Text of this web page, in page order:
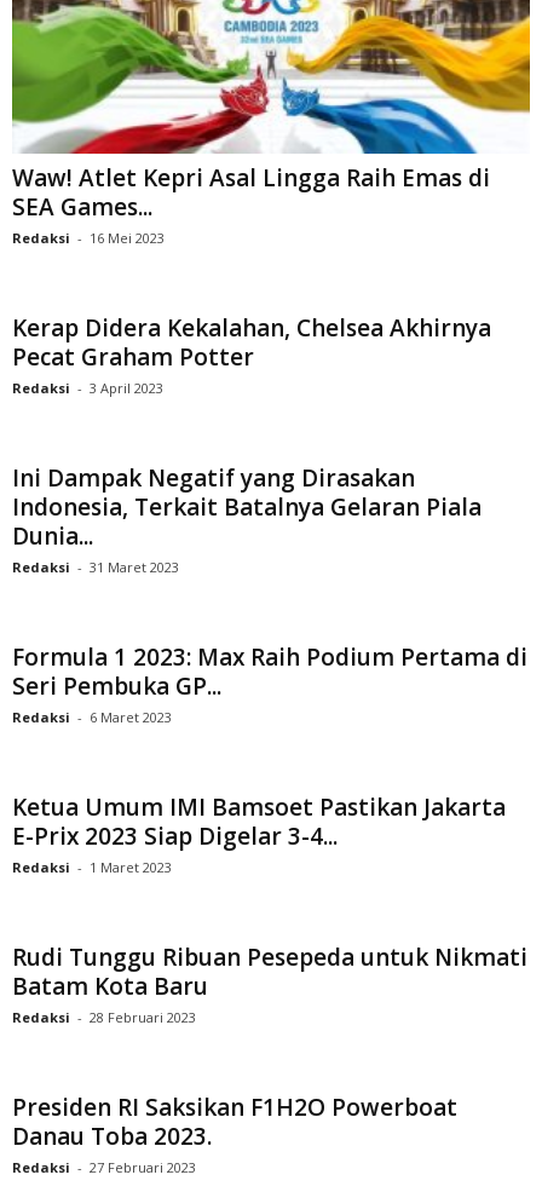
Waw! Atlet Kepri Asal Lingga Raih Emas di
SEA Games...
Redaksi - 16 Mei 2023
Kerap Didera Kekalahan, Chelsea Akhirnya
Pecat Graham Potter
Redaksi - 3 April 2023
Ini Dampak Negatif yang Dirasakan
Indonesia, Terkait Batalnya Gelaran Piala
Dunia...
Redaksi - 31 Maret 2023
Formula 1 2023: Max Raih Podium Pertama di
Seri Pembuka GP...
Redaksi - 6 Maret 2023
Ketua Umum IMI Bamsoet Pastikan Jakarta
E-Prix 2023 Siap Digelar 3-4...
Redaksi - 1 Maret 2023
Rudi Tunggu Ribuan Pesepeda untuk Nikmati
Batam Kota Baru
Redaksi - 28 Februari 2023
Presiden RI Saksikan F1H2O Powerboat
Danau Toba 2023.
Redaksi - 27 Februari 2023